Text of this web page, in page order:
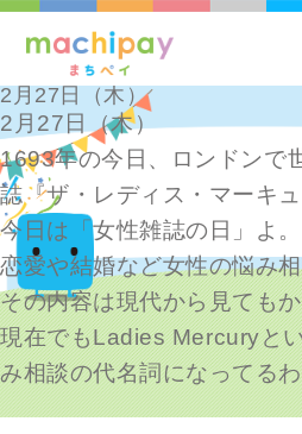
2月27日（木）
2月27日（木）
1693年の今日、ロンドンで
誌『ザ・レディス・マーキ
今日は「女性雑誌の日」よ。
恋愛や結婚など女性の悩み
その内容は現代から見ても
現在でもLadies Mercuryと
み相談の代名詞になってる